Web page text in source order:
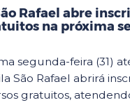
Rafael abre
na próxima
segunda-feira (31)
São Rafael abrirá
gratuitos,